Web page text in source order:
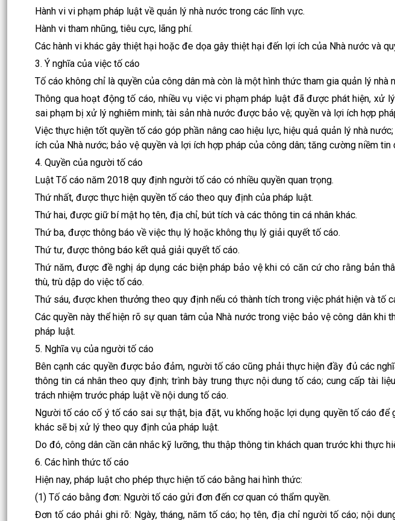
Hành vi vi phạm pháp luật về quản lý nhà nước trong các lĩnh vực.
Hành vi tham nhũng, tiêu cực, lãng phí.
Các hành vi khác gây thiệt hại hoặc đe dọa gây thiệt hại đến lợi ích của Nhà nước và
3. Ý nghĩa của việc tố cáo
Tố cáo không chỉ là quyền của công dân mà còn là một hình thức tham gia quản lý nhà
Thông qua hoạt động tố cáo, nhiều vụ việc vi phạm pháp luật đã được phát hiện, xử
sai phạm bị xử lý nghiêm minh; tài sản nhà nước được bảo vệ; quyền và lợi ích hợp
Việc thực hiện tốt quyền tố cáo góp phần nâng cao hiệu lực, hiệu quả quản lý nhà
ích của Nhà nước; bảo vệ quyền và lợi ích hợp pháp của công dân; tăng cường niềm
4. Quyền của người tố cáo
Luật Tố cáo năm 2018 quy định người tố cáo có nhiều quyền quan trọng.
Thứ nhất, được thực hiện quyền tố cáo theo quy định của pháp luật.
Thứ hai, được giữ bí mật họ tên, địa chỉ, bút tích và các thông tin cá nhân khác.
Thứ ba, được thông báo về việc thụ lý hoặc không thụ lý giải quyết tố cáo.
Thứ tư, được thông báo kết quả giải quyết tố cáo.
Thứ năm, được đề nghị áp dụng các biện pháp bảo vệ khi có căn cứ cho rằng bản
thù, trù dập do việc tố cáo.
Thứ sáu, được khen thưởng theo quy định nếu có thành tích trong việc phát hiện và tố
Các quyền này thể hiện rõ sự quan tâm của Nhà nước trong việc bảo vệ công dân khi
pháp luật.
5. Nghĩa vụ của người tố cáo
Bên cạnh các quyền được bảo đảm, người tố cáo cũng phải thực hiện đầy đủ các
thông tin cá nhân theo quy định; trình bày trung thực nội dung tố cáo; cung cấp tài
trách nhiệm trước pháp luật về nội dung tố cáo.
Người tố cáo cố ý tố cáo sai sự thật, bịa đặt, vu khống hoặc lợi dụng quyền tố cáo để
khác sẽ bị xử lý theo quy định của pháp luật.
Do đó, công dân cần cân nhắc kỹ lưỡng, thu thập thông tin khách quan trước khi thực
6. Các hình thức tố cáo
Hiện nay, pháp luật cho phép thực hiện tố cáo bằng hai hình thức:
(1) Tố cáo bằng đơn: Người tố cáo gửi đơn đến cơ quan có thẩm quyền.
Đơn tố cáo phải ghi rõ: Ngày, tháng, năm tố cáo; họ tên, địa chỉ người tố cáo; nội